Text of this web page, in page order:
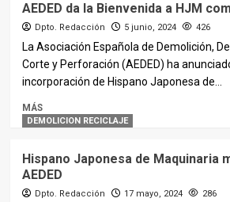
AEDED da la Bienvenida a HJM
Dpto. Redacción 5 junio, 2024 426
La Asociación Española de Demolición,
Corte y Perforación (AEDED) ha
incorporación de Hispano Japonesa de...
MÁS
DEMOLICION RECICLAJE
Hispano Japonesa de Maquinaria
AEDED
Dpto. Redacción 17 mayo, 2024 286